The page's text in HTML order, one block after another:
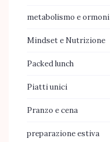
metabolismo e ormoni
Mindset e Nutrizione
Packed lunch
Piatti unici
Pranzo e cena
preparazione estiva